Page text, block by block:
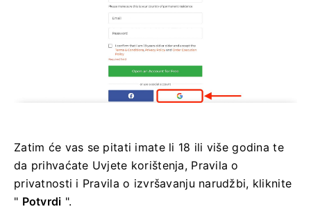
Zatim će vas se pitati imate li 18 ili više godina te
da prihvaćate Uvjete korištenja, Pravila o
privatnosti i Pravila o izvršavanju narudžbi, kliknite
" Potvrdi ".